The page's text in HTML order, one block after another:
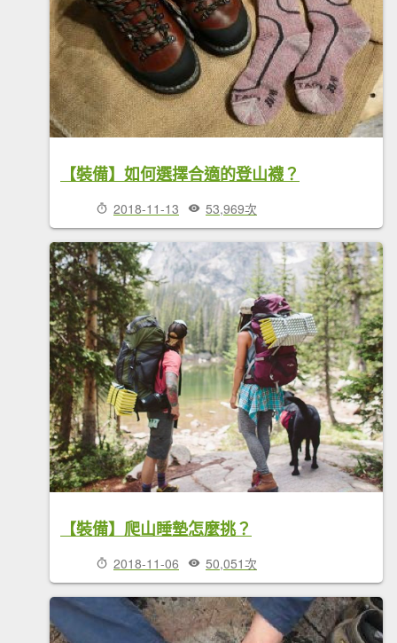
【裝備】如何選擇合適的登山襪？
2018-11-13 53,969次
【裝備】爬山睡墊怎麼挑？
2018-11-06 50,051次